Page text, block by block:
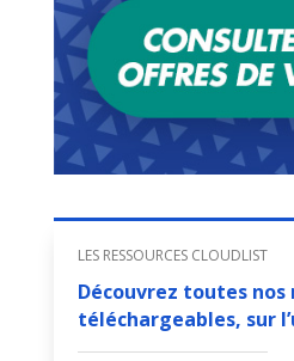
LES RESSOURCES CLOUDLIST
Découvrez toutes nos
téléchargeables, sur